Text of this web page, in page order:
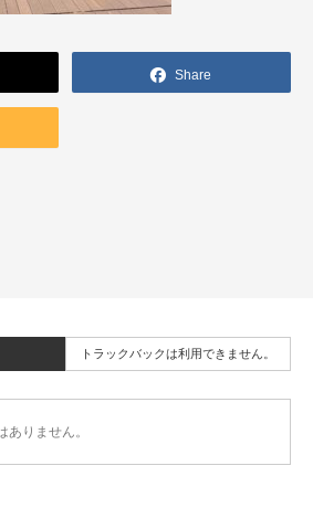
Share
トラックバックは利用できません。
ありません。